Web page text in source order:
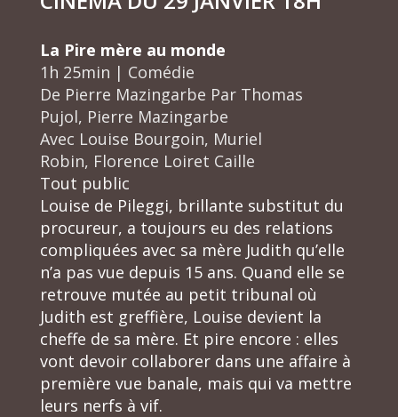
La Pire mère au monde
1h 25min | Comédie
De Pierre Mazingarbe ParThomas
Pujol, Pierre Mazingarbe
Avec Louise Bourgoin, Muriel
Robin, Florence Loiret Caille
Tout public
Louise de Pileggi, brillante substitut du
procureur, a toujours eu des relations
compliquées avec sa mère Judith qu’elle
n’a pas vue depuis 15 ans. Quand elle se
retrouve mutée au petit tribunal où
Judith est greffière, Louise devient la
cheffe de sa mère. Et pire encore : elles
vont devoir collaborer dans une affaire à
première vue banale, mais qui va mettre
leurs nerfs à vif.